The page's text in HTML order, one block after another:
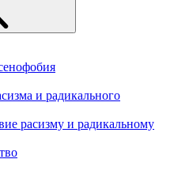
и радикального
расизму и радикальному